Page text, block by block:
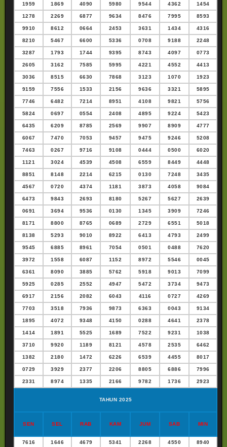
1959 1869 4090 5980 9544 4362 1454
1278 2269 6877 9634 8476 7995 8593
9910 8612 0664 2453 3631 1434 4316
8210 5467 6600 5336 0708 9188 2248
3287 1793 1744 9395 8743 4097 0773
2605 3162 7585 5995 4221 4552 4413
3036 8515 6630 7868 3123 1070 1923
9159 7556 1533 2156 9636 3321 5895
7746 6482 7214 8951 4108 9821 5756
5824 0697 0554 2408 4895 9224 5423
6435 6209 8785 2569 9907 8909 4777
6067 7470 7053 9457 9475 9246 5208
7463 0267 9716 9108 0444 0500 6020
1121 3024 4539 4508 6559 8449 4448
8851 8148 2214 6215 0130 7248 3435
4567 0720 4374 1181 3873 4058 9084
6473 9843 2693 8180 5267 5627 2639
0691 3694 9536 0130 1345 3909 7246
8171 8800 8765 0689 2729 6551 5018
8138 5293 9010 8922 6413 4793 2499
9545 6885 8961 7054 0501 0488 7620
3972 1558 6087 1152 8972 5546 0045
6361 8090 3885 5762 5918 9013 7099
5925 0285 2552 4947 5472 3734 9473
6917 2156 2082 6043 4116 0727 4269
7703 3518 7936 9873 6363 0043 9134
1895 4072 9348 4150 0288 4641 2378
1414 1891 5525 1689 7522 9231 1038
3710 9920 1189 8121 4578 2535 6462
1382 2180 1472 6226 6539 4455 8017
0729 3929 2377 2206 8805 6886 7996
2331 8974 1335 2166 9782 1736 2923
TAHUN 2025
SEN SEL RAB KAM JUM SAB MIN
7616 1646 4679 5341 2268 4550 8940